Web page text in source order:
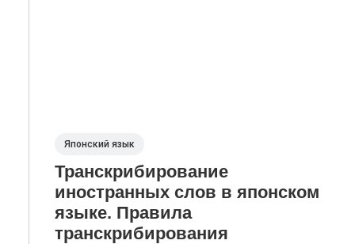
Японский язык
Транскрибирование
иностранных слов в японском
языке. Правила
транскрибирования